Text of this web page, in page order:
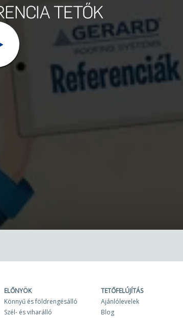
TETŐK
ELŐNYÖK
Könnyű és földrengésálló
Szél- és viharálló
TETŐFELÚJÍTÁS
Ajánlólevelek
Blog